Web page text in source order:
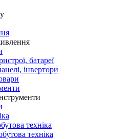
батареї
інвертори
техніка
техніка